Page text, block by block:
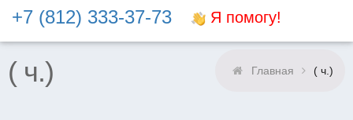
+7 (812) 333-37-73 Я помогу!
( ч.) Главная ( ч.)